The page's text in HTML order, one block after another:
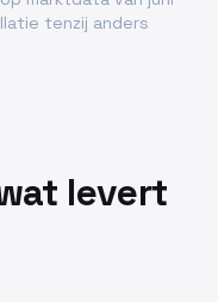
tenzij anders
levert